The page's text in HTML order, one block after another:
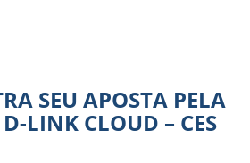
SEU APOSTA PELA
LINK CLOUD – CES